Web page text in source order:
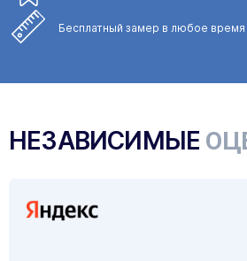
Бесплатный замер в любое время
НЕЗАВИСИМЫЕ